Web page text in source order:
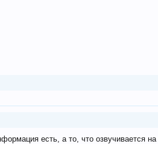
есть, а то, что озвучивается